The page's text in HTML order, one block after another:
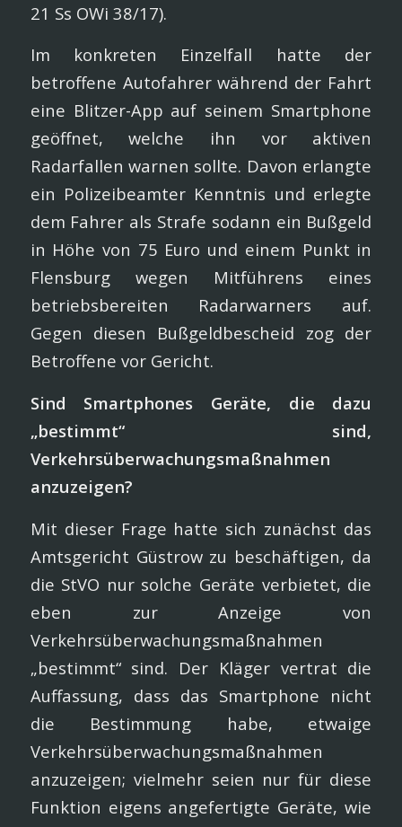
21 Ss OWi 38/17).
Im konkreten Einzelfall hatte der
betroffene Autofahrer während der Fahrt
eine Blitzer-App auf seinem Smartphone
geöffnet, welche ihn vor aktiven
Radarfallen warnen sollte. Davon erlangte
ein Polizeibeamter Kenntnis und erlegte
dem Fahrer als Strafe sodann ein Bußgeld
in Höhe von 75 Euro und einem Punkt in
Flensburg wegen Mitführens eines
betriebsbereiten Radarwarners auf.
Gegen diesen Bußgeldbescheid zog der
Betroffene vor Gericht.
Sind Smartphones Geräte, die dazu
„bestimmt“ sind,
Verkehrsüberwachungsmaßnahmen
anzuzeigen?
Mit dieser Frage hatte sich zunächst das
Amtsgericht Güstrow zu beschäftigen, da
die StVO nur solche Geräte verbietet, die
eben zur Anzeige von
Verkehrsüberwachungsmaßnahmen
„bestimmt“ sind. Der Kläger vertrat die
Auffassung, dass das Smartphone nicht
die Bestimmung habe, etwaige
Verkehrsüberwachungsmaßnahmen
anzuzeigen; vielmehr seien nur für diese
Funktion eigens angefertigte Geräte, wie